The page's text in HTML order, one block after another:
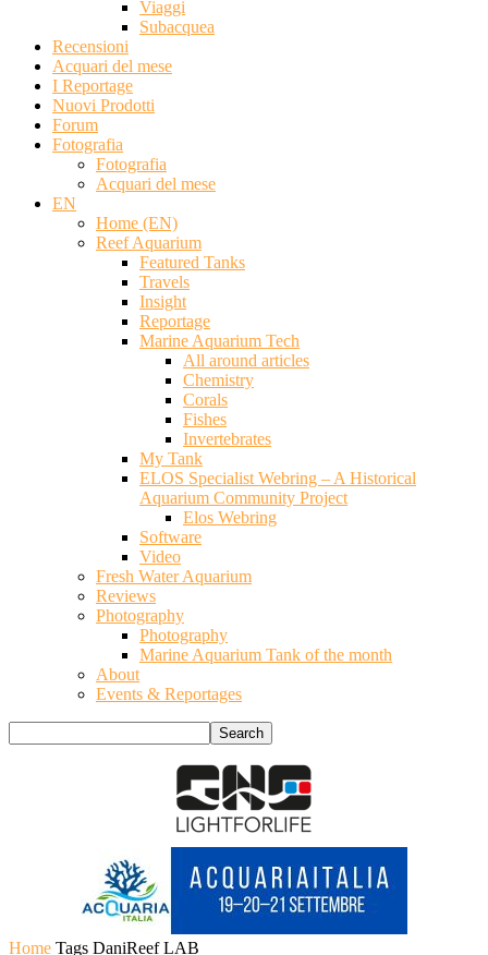
Viaggi
Subacquea
Recensioni
Acquari del mese
I Reportage
Nuovi Prodotti
Forum
Fotografia
Fotografia
Acquari del mese
EN
Home (EN)
Reef Aquarium
Featured Tanks
Travels
Insight
Reportage
Marine Aquarium Tech
All around articles
Chemistry
Corals
Fishes
Invertebrates
My Tank
ELOS Specialist Webring – A Historical
Aquarium Community Project
Elos Webring
Software
Video
Fresh Water Aquarium
Reviews
Photography
Photography
Marine Aquarium Tank of the month
About
Events & Reportages
Home Tags DaniReef LAB